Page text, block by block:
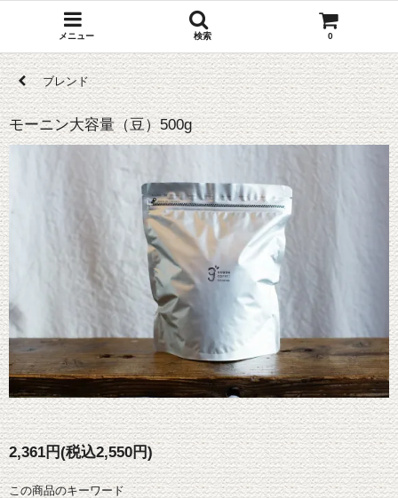
メニュー 検索 0
ブレンド
モーニン大容量（豆）500g
2,361円(税込2,550円)
この商品のキーワード